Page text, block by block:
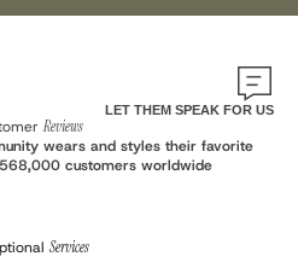
LET THEM SPEAK FOR US
Reviews
wears and styles their favorite
customers worldwide.
Services